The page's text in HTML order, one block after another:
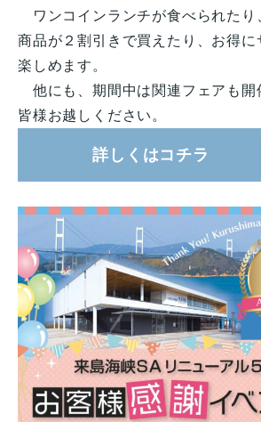
ワンコインランチが食べられたり
商品が２割引きで買えたり、お得に
楽しめます。
他にも、期間中は関連フェアも開
皆様お越しください。
詳しくはコチラ